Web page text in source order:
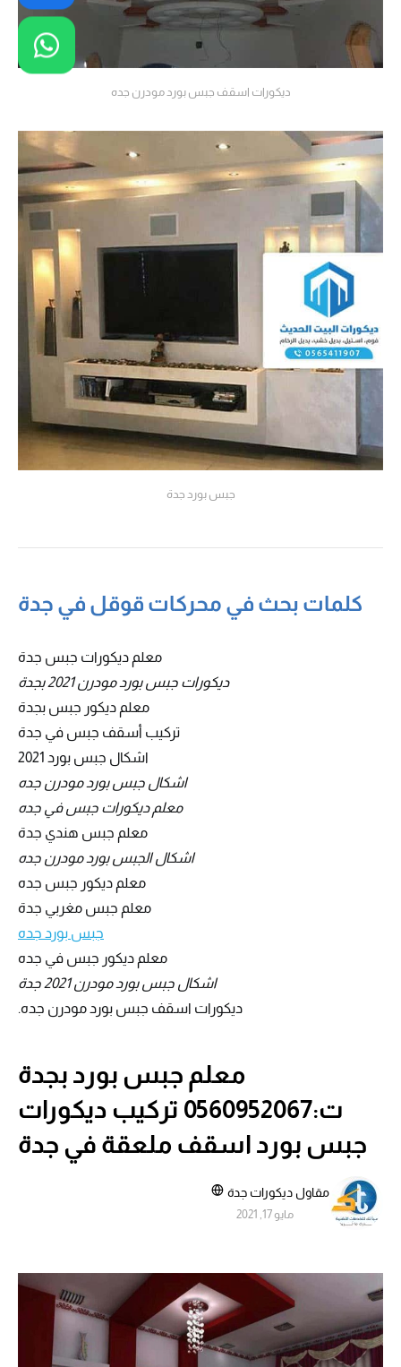
ديكورات اسقف جبس بورد مودرن جده
جبس بورد جدة
كلمات بحث في محركات قوقل في جدة
معلم ديكورات جبس جدة
ديكورات جبس بورد مودرن 2021 بجدة
معلم ديكور جبس بجدة
تركيب أسقف جبس في جدة
اشكال جبس بورد 2021
اشكال جبس بورد مودرن جده
معلم ديكورات جبس في جده
معلم جبس هندي جدة
اشكال الجبس بورد مودرن جده
معلم ديكور جبس جده
معلم جبس مغربي جدة
جبس بورد جده
معلم ديكور جبس في جده
اشكال جبس بورد مودرن 2021 جدة
ديكورات اسقف جبس بورد مودرن جده.
معلم جبس بورد بجدة
ت:0560952067 تركيب ديكورات
جبس بورد اسقف ملعقة في جدة
مقاول ديكورات جدة
مايو 17, 2021